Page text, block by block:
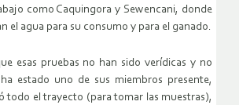
como Caquingora y Sewencani, donde
el agua para su consumo y para el ganado.
esas pruebas no han sido verídicas y no
estado uno de sus miembros presente,
todo el trayecto (para tomar las muestras),